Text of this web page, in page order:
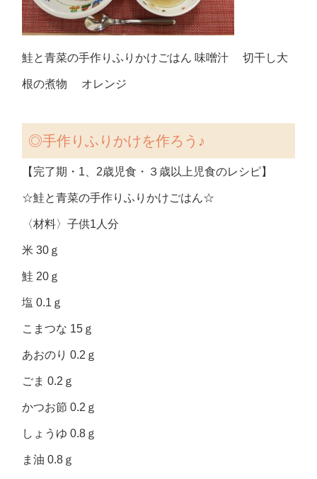
鮭と青菜の手作りふりかけごはん 味噌汁 切干し大
根の煮物 オレンジ
◎手作りふりかけを作ろう♪
【完了期・1、2歳児食・３歳以上児食のレシピ】
☆鮭と青菜の手作りふりかけごはん☆
〈材料〉子供1人分
米 30ｇ
鮭 20ｇ
塩 0.1ｇ
こまつな 15ｇ
あおのり 0.2ｇ
ごま 0.2ｇ
かつお節 0.2ｇ
しょうゆ 0.8ｇ
ま油 0.8ｇ